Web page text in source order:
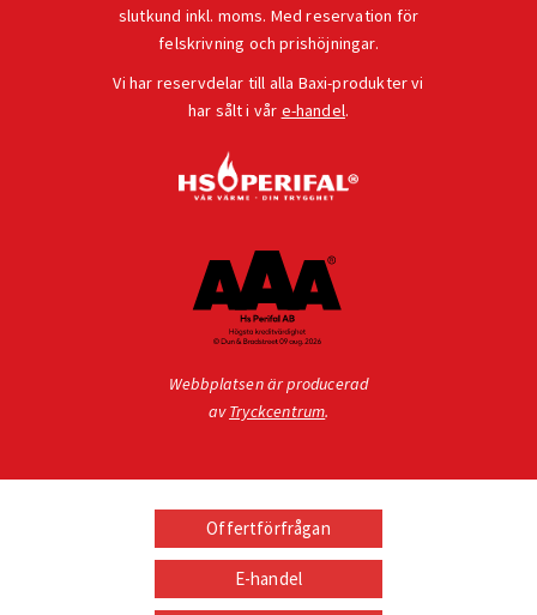
slutkund inkl. moms. Med reservation för
felskrivning och prishöjningar.
Vi har reservdelar till alla Baxi-produkter vi
har sålt i vår e-handel.
Webbplatsen är producerad
avTryckcentrum.
Offertförfrågan
E-handel